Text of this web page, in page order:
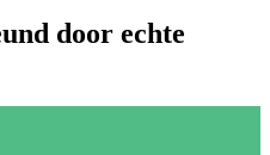
door echte